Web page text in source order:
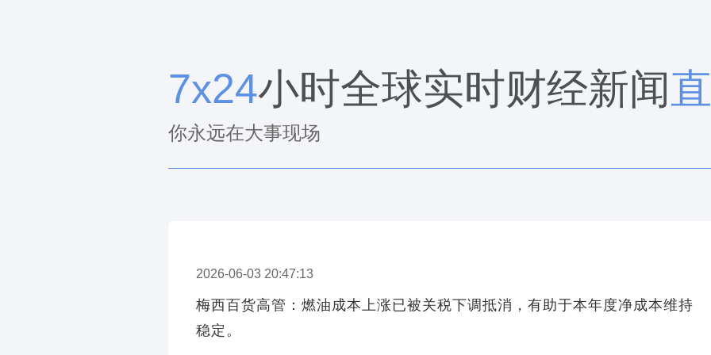
7x24小时全球实时财经新闻
你永远在大事现场
2026-06-03 20:47:13
梅西百货高管：燃油成本上涨已被关税下调抵消，有助于本年度净成本维持
稳定。